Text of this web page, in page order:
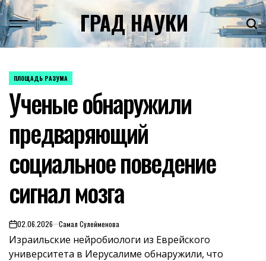
Skip
to
content
ГРАД НАУКИ
POSTED
ПЛОЩАДЬ РАЗУМА
Ученые обнаружили
предваряющий
социальное поведение
сигнал мозга
on02.06.2026 Самал Сулейменова
Израильские нейробиологи из Еврейского
университета в Иерусалиме обнаружили, что